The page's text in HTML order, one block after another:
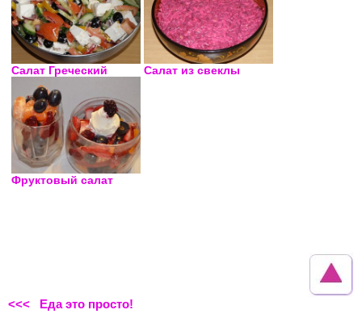
Салат Греческий Салат из свеклы
Фруктовый салат
<<< Еда это просто!